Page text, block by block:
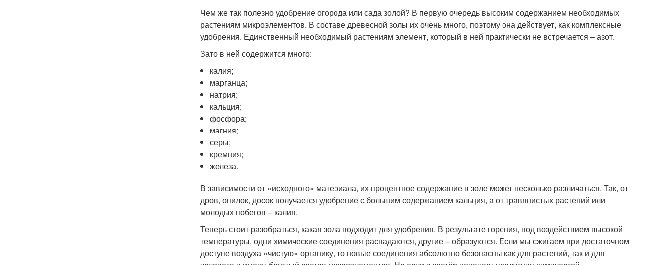
Чем же так полезно удобрение огорода или сада золой? В первую очередь высоким содержанием необходимых
растениям микроэлементов. В составе древесной золы их очень много, поэтому она действует, как комплексные
удобрения. Единственный необходимый растениям элемент, который в ней практически не встречается – азот.
Зато в ней содержится много:
калия;
марганца;
натрия;
кальция;
фосфора;
магния;
серы;
кремния;
железа.
В зависимости от «исходного» материала, их процентное содержание в золе может несколько различаться. Так, от
дров, опилок, досок получается удобрение с большим содержанием кальция, а от травянистых растений или
молодых побегов – калия.
Теперь стоит разобраться, какая зола подходит для удобрения. В результате горения, под воздействием высокой
температуры, одни химические соединения распадаются, другие – образуются. Если мы сжигаем при достаточном
доступе воздуха «чистую» органику, то новые соединения абсолютно безопасны как для растений, так и для